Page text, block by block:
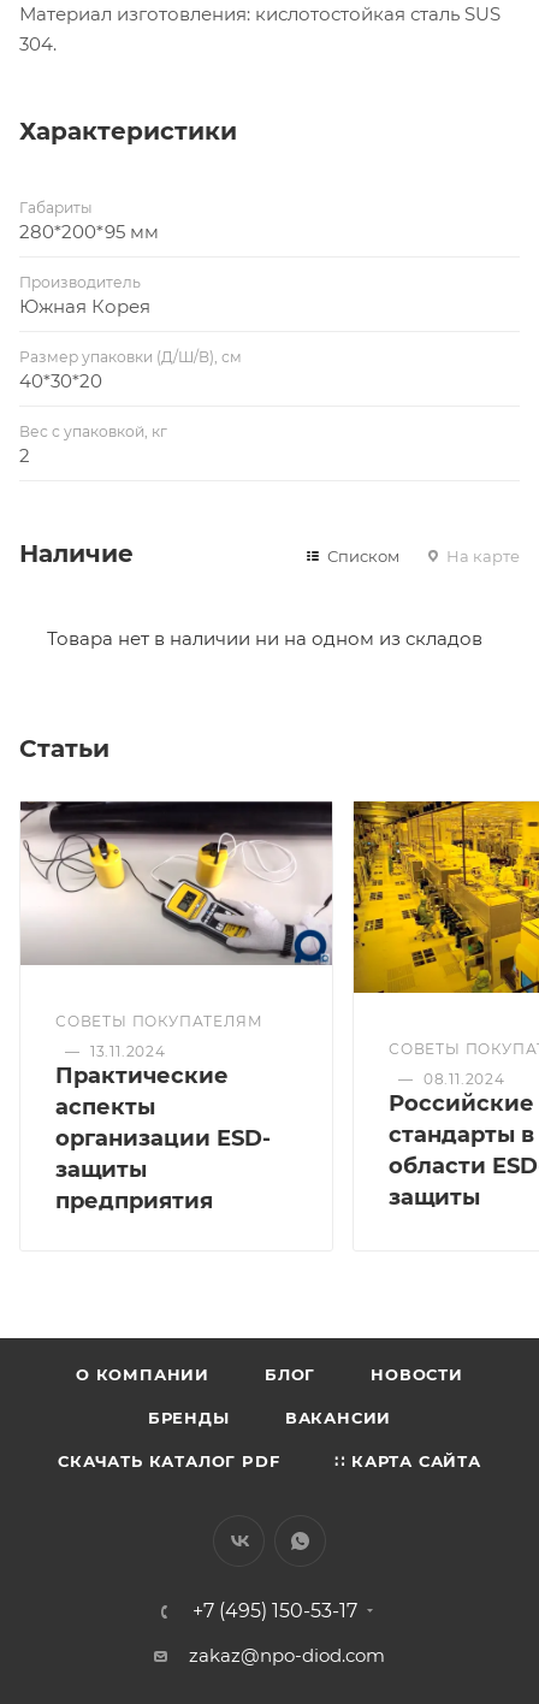
Материал изготовления: кислотостойкая сталь SUS
304.
Характеристики
Габариты
280*200*95 мм
Производитель
Южная Корея
Размер упаковки (Д/Ш/В), см
40*30*20
Вес с упаковкой, кг
2
Наличие Списком На карте
Товара нет в наличии ни на одном из складов
Статьи
СОВЕТЫ ПОКУПАТЕЛЯМ
— 13.11.2024
Практические
аспекты
организации ESD-
защиты
предприятия
СОВЕТЫ
— 08.11.2024
Российские
стандарты в
области
защиты
О КОМПАНИИ БЛОГ НОВОСТИ
БРЕНДЫ ВАКАНСИИ
СКАЧАТЬ КАТАЛОГ PDF ∷ КАРТА САЙТА
+7 (495) 150-53-17
zakaz@npo-diod.com